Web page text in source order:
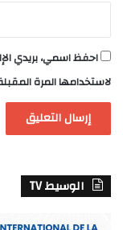
احفظ اسمي، بريدي
لاستخدامها المرة
الوسيط TV